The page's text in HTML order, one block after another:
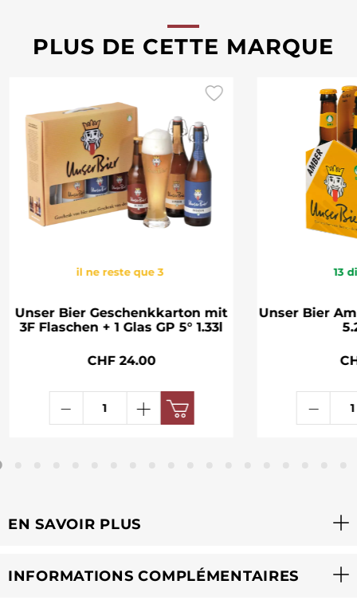
PLUS DE CETTE MARQUE
il ne reste que 3
Unser Bier Geschenkkarton mit
3F Flaschen + 1 Glas GP 5° 1.33l
CHF 24.00
13
Unser Bier
EN SAVOIR PLUS
INFORMATIONS COMPLÉMENTAIRES